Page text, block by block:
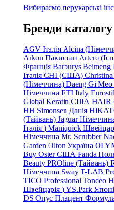
Вибираємо перукарські
Бренди каталогу
AGV Італія Alcina
Arkon Пакистан Artero
Франція Barburys Beimeng
Італія CHI (США) Christina
(Німеччина) Daeng Gi Meo
Німеччина ETI Italy
Global Keratin США HAIR
HH Simonsen Данія
(Тайвань) Jaguar
Італія ) Maniquick
Німеччина Mr. Scrubber
Garden Olton Україна
Buy Oster США Panda
Beauty PROline (Тайвань)
Німеччина Sway T-LAB
TICO Professional Tondeo
Швейцарія ) YS.Park
DS Опус Плацент